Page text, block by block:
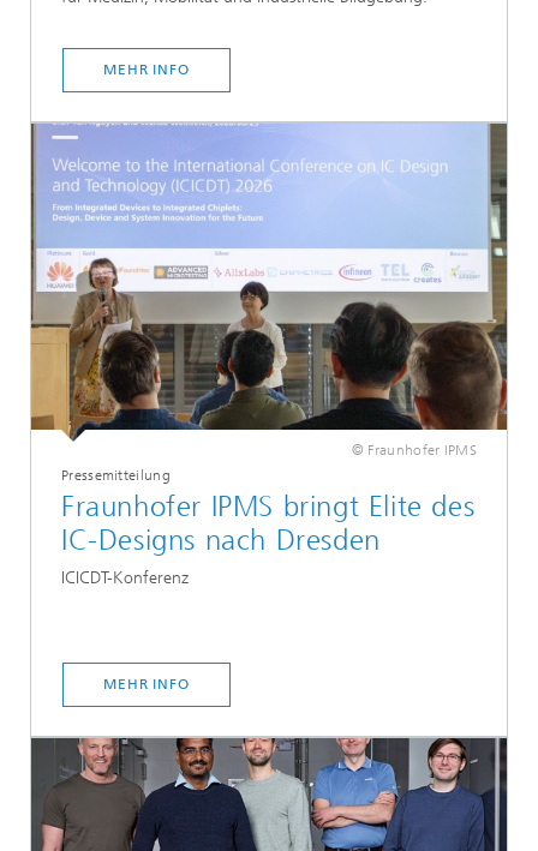
MEHR INFO
© Fraunhofer IPMS
Pressemitteilung
Fraunhofer IPMS bringt Elite des
IC-Designs nach Dresden
ICICDT-Konferenz
MEHR INFO